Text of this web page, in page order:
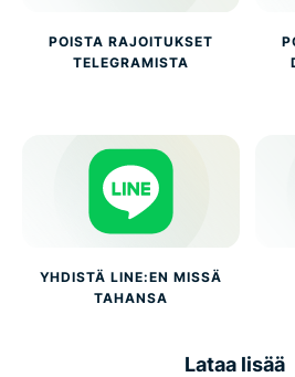
POISTA RAJOITUKSET
TELEGRAMISTA
YHDISTÄ LINE:EN MISSÄ
TAHANSA
Lataa lisää